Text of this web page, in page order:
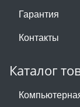
Гарантия
Контакты
Каталог